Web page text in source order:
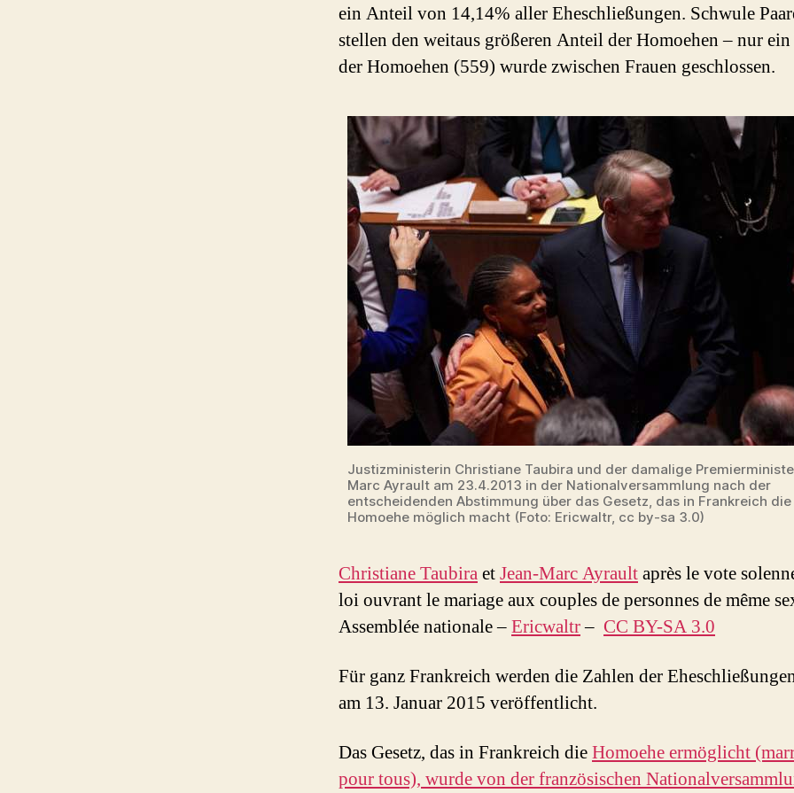
ein Anteil von 14,14% aller Eheschließungen. Schwule
stellen den weitaus größeren Anteil der Homoehen – nur
der Homoehen (559) wurde zwischen Frauen geschlossen.
Justizministerin Christiane Taubira und der damalige
Marc Ayrault am 23.4.2013 in der Nationalversammlung nach der
entscheidenden Abstimmung über das Gesetz, das in Frankreich die
Homoehe möglich macht (Foto: Ericwaltr, cc by-sa 3.0)
Christiane TaubiraetJean-Marc Ayraultaprès le vote
loi ouvrant le mariage aux couples de personnes de même
Assemblée nationale –Ericwaltr– CC BY-SA 3.0
Für ganz Frankreich werden die Zahlen der
am 13. Januar 2015 veröffentlicht.
Das Gesetz, das in Frankreich dieHomoehe ermöglicht
pour tous), wurde von der französischen